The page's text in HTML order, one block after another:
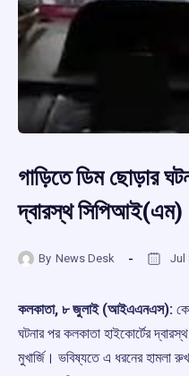
গাড়িতে ডিম ছোড়ার
দ্বারস্থ সিপিআই(এম)
By News Desk Jul
কলকাতা, ৮ জুলাই (আইএএনএস):
ঘটনার পর কলকাতা হাইকোর্টের
মুখার্জি। ভবিষ্যতে এ ধরনের হামলা